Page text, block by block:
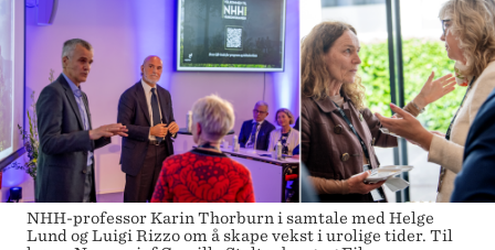
NHH-professor Karin Thorburn i samtale med Helge
Lund og Luigi Rizzo om å skape vekst i urolige tider. Til